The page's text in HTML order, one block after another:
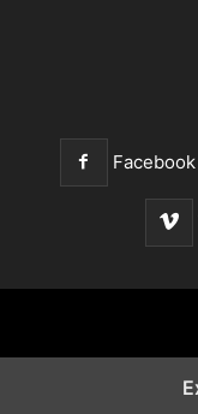
Facebook